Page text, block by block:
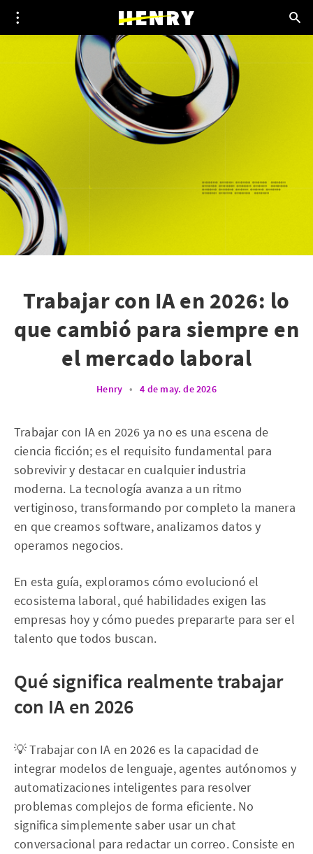
Trabajar con IA en 2026: lo
que cambió para siempre en
el mercado laboral
Henry • 4 de may. de 2026
Trabajar con IA en 2026 ya no es una escena de
ciencia ficción; es el requisito fundamental para
sobrevivir y destacar en cualquier industria
moderna. La tecnología avanza a un ritmo
vertiginoso, transformando por completo la manera
en que creamos software, analizamos datos y
operamos negocios.
En esta guía, exploramos cómo evolucionó el
ecosistema laboral, qué habilidades exigen las
empresas hoy y cómo puedes prepararte para ser el
talento que todos buscan.
Qué significa realmente trabajar
con IA en 2026
💡 Trabajar con IA en 2026 es la capacidad de
integrar modelos de lenguaje, agentes autónomos y
automatizaciones inteligentes para resolver
problemas complejos de forma eficiente. No
significa simplemente saber usar un chat
conversacional para redactar un correo. Consiste en